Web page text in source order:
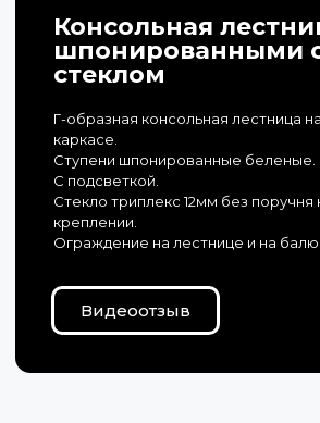
Консольная
шпонированными
стеклом
Г-образная консольная лестница
каркасе.
Ступени шпонированные беленые.
С подсветкой.
Стекло триплекс 12мм без
креплении.
Ограждение на лестнице и на
Видеоотзыв